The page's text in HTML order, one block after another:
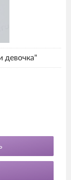
девочка"